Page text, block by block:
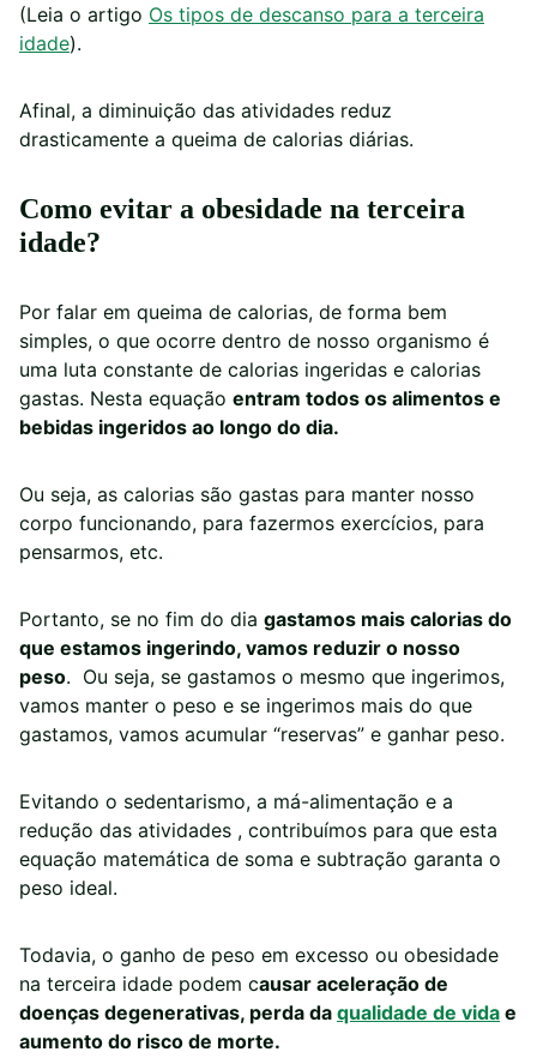
(Leia o artigo Os tipos de descanso para a terceira
idade).
Afinal, a diminuição das atividades reduz
drasticamente a queima de calorias diárias.
Como evitar a obesidade na terceira
idade?
Por falar em queima de calorias, de forma bem
simples, o que ocorre dentro de nosso organismo é
uma luta constante de calorias ingeridas e calorias
gastas. Nesta equação entram todos os alimentos e
bebidas ingeridos ao longo do dia.
Ou seja, as calorias são gastas para manter nosso
corpo funcionando, para fazermos exercícios, para
pensarmos, etc.
Portanto, se no fim do dia gastamos mais calorias do
que estamos ingerindo, vamos reduzir o nosso
peso. Ou seja, se gastamos o mesmo que ingerimos,
vamos manter o peso e se ingerimos mais do que
gastamos, vamos acumular “reservas” e ganhar peso.
Evitando o sedentarismo, a má-alimentação e a
redução das atividades , contribuímos para que esta
equação matemática de soma e subtração garanta o
peso ideal.
Todavia, o ganho de peso em excesso ou obesidade
na terceira idade podem causar aceleração de
doenças degenerativas, perda da qualidade de vida e
aumento do risco de morte.